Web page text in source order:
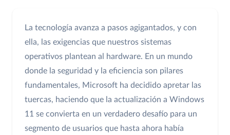
La tecnología avanza a pasos agigantados, y con
ella, las exigencias que nuestros sistemas
operativos plantean al hardware. En un mundo
donde la seguridad y la eficiencia son pilares
fundamentales, Microsoft ha decidido apretar las
tuercas, haciendo que la actualización a Windows
11 se convierta en un verdadero desafío para un
segmento de usuarios que hasta ahora había